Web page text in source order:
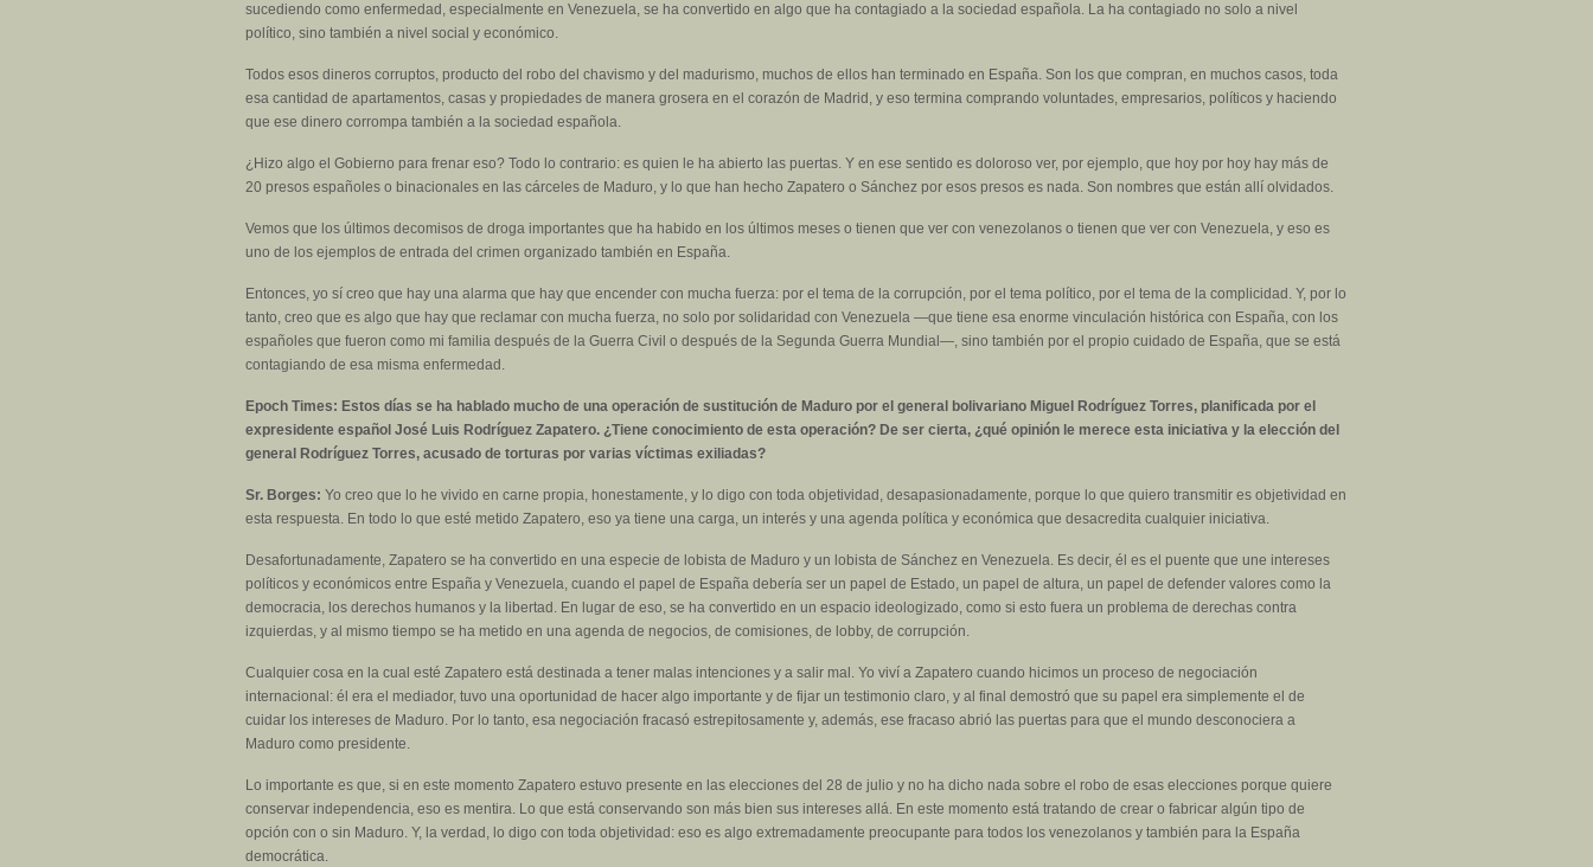
sucediendo como enfermedad, especialmente en Venezuela, se ha convertido en algo que ha contagiado a la sociedad española. La ha contagiado no solo a nivel
político, sino también a nivel social y económico.
Todos esos dineros corruptos, producto del robo del chavismo y del madurismo, muchos de ellos han terminado en España. Son los que compran, en muchos casos, toda
esa cantidad de apartamentos, casas y propiedades de manera grosera en el corazón de Madrid, y eso termina comprando voluntades, empresarios, políticos y haciendo
que ese dinero corrompa también a la sociedad española.
¿Hizo algo el Gobierno para frenar eso? Todo lo contrario: es quien le ha abierto las puertas. Y en ese sentido es doloroso ver, por ejemplo, que hoy por hoy hay más de
20 presos españoles o binacionales en las cárceles de Maduro, y lo que han hecho Zapatero o Sánchez por esos presos es nada. Son nombres que están allí olvidados.
Vemos que los últimos decomisos de droga importantes que ha habido en los últimos meses o tienen que ver con venezolanos o tienen que ver con Venezuela, y eso es
uno de los ejemplos de entrada del crimen organizado también en España.
Entonces, yo sí creo que hay una alarma que hay que encender con mucha fuerza: por el tema de la corrupción, por el tema político, por el tema de la complicidad. Y, por lo
tanto, creo que es algo que hay que reclamar con mucha fuerza, no solo por solidaridad con Venezuela —que tiene esa enorme vinculación histórica con España, con los
españoles que fueron como mi familia después de la Guerra Civil o después de la Segunda Guerra Mundial—, sino también por el propio cuidado de España, que se está
contagiando de esa misma enfermedad.
Epoch Times: Estos días se ha hablado mucho de una operación de sustitución de Maduro por el general bolivariano Miguel Rodríguez Torres, planificada por el
expresidente español José Luis Rodríguez Zapatero. ¿Tiene conocimiento de esta operación? De ser cierta, ¿qué opinión le merece esta iniciativa y la elección del
general Rodríguez Torres, acusado de torturas por varias víctimas exiliadas?
Sr. Borges: Yo creo que lo he vivido en carne propia, honestamente, y lo digo con toda objetividad, desapasionadamente, porque lo que quiero transmitir es objetividad en
esta respuesta. En todo lo que esté metido Zapatero, eso ya tiene una carga, un interés y una agenda política y económica que desacredita cualquier iniciativa.
Desafortunadamente, Zapatero se ha convertido en una especie de lobista de Maduro y un lobista de Sánchez en Venezuela. Es decir, él es el puente que une intereses
políticos y económicos entre España y Venezuela, cuando el papel de España debería ser un papel de Estado, un papel de altura, un papel de defender valores como la
democracia, los derechos humanos y la libertad. En lugar de eso, se ha convertido en un espacio ideologizado, como si esto fuera un problema de derechas contra
izquierdas, y al mismo tiempo se ha metido en una agenda de negocios, de comisiones, de lobby, de corrupción.
Cualquier cosa en la cual esté Zapatero está destinada a tener malas intenciones y a salir mal. Yo viví a Zapatero cuando hicimos un proceso de negociación
internacional: él era el mediador, tuvo una oportunidad de hacer algo importante y de fijar un testimonio claro, y al final demostró que su papel era simplemente el de
cuidar los intereses de Maduro. Por lo tanto, esa negociación fracasó estrepitosamente y, además, ese fracaso abrió las puertas para que el mundo desconociera a
Maduro como presidente.
Lo importante es que, si en este momento Zapatero estuvo presente en las elecciones del 28 de julio y no ha dicho nada sobre el robo de esas elecciones porque quiere
conservar independencia, eso es mentira. Lo que está conservando son más bien sus intereses allá. En este momento está tratando de crear o fabricar algún tipo de
opción con o sin Maduro. Y, la verdad, lo digo con toda objetividad: eso es algo extremadamente preocupante para todos los venezolanos y también para la España
democrática.